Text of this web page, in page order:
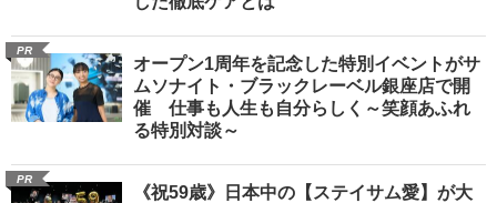
PR
オープン1周年を記念した特別イベントがサ
ムソナイト・ブラックレーベル銀座店で開
催 仕事も人生も自分らしく～笑顔あふれ
る特別対談～
PR
《祝59歳》日本中の【ステイサム愛】が大